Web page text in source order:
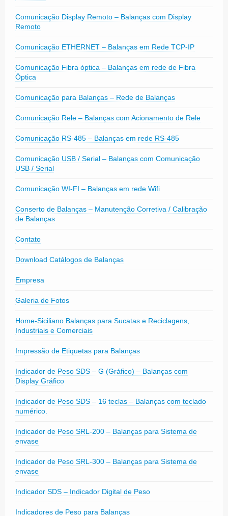
Comunicação Display Remoto – Balanças com Display
Remoto
Comunicação ETHERNET – Balanças em Rede TCP-IP
Comunicação Fibra óptica – Balanças em rede de Fibra
Óptica
Comunicação para Balanças – Rede de Balanças
Comunicação Rele – Balanças com Acionamento de Rele
Comunicação RS-485 – Balanças em rede RS-485
Comunicação USB / Serial – Balanças com Comunicação
USB / Serial
Comunicação WI-FI – Balanças em rede Wifi
Conserto de Balanças – Manutenção Corretiva / Calibração
de Balanças
Contato
Download Catálogos de Balanças
Empresa
Galeria de Fotos
Home-Siciliano Balanças para Sucatas e Reciclagens,
Industriais e Comerciais
Impressão de Etiquetas para Balanças
Indicador de Peso SDS – G (Gráfico) – Balanças com
Display Gráfico
Indicador de Peso SDS – 16 teclas – Balanças com teclado
numérico.
Indicador de Peso SRL-200 – Balanças para Sistema de
envase
Indicador de Peso SRL-300 – Balanças para Sistema de
envase
Indicador SDS – Indicador Digital de Peso
Indicadores de Peso para Balanças